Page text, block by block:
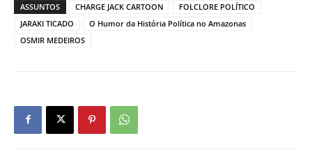
ASSUNTOS CHARGE JACK CARTOON
FOLCLORE POLÍTICO
JARAKI TICADO
O Humor da História Política no Amazonas
OSMIR MEDEIROS